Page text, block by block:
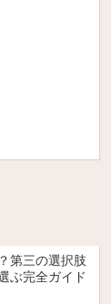
第三の選択肢
ぶ完全ガイド